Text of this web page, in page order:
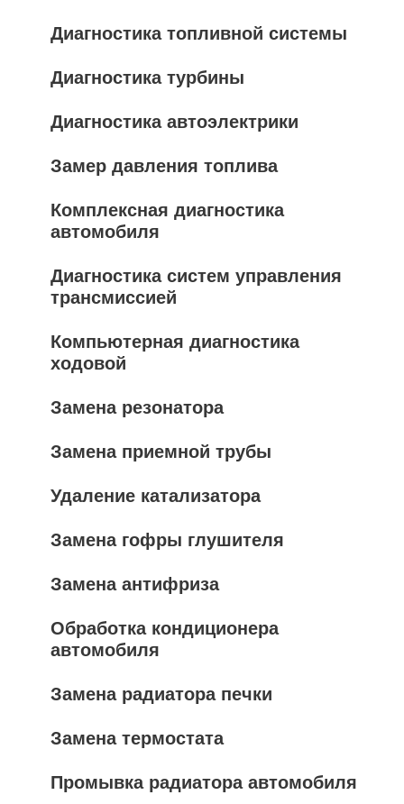
Диагностика топливной системы
Диагностика турбины
Диагностика автоэлектрики
Замер давления топлива
Комплексная диагностика
автомобиля
Диагностика систем управления
трансмиссией
Компьютерная диагностика
ходовой
Замена резонатора
Замена приемной трубы
Удаление катализатора
Замена гофры глушителя
Замена антифриза
Обработка кондиционера
автомобиля
Замена радиатора печки
Замена термостата
Промывка радиатора автомобиля